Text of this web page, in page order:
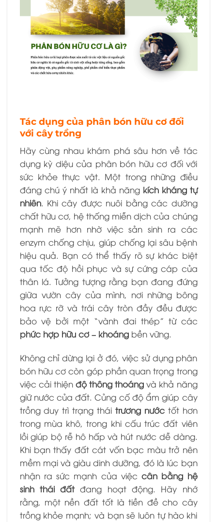
Tác dụng của phân bón hữu cơ đối
với cây trồng
Hãy cùng nhau khám phá sâu hơn về tác
dụng kỳ diệu của phân bón hữu cơ đối với
sức khỏe thực vật. Một trong những điều
đáng chú ý nhất là khả năng kích kháng tự
nhiên. Khi cây được nuôi bằng các dưỡng
chất hữu cơ, hệ thống miễn dịch của chúng
mạnh mẽ hơn nhờ việc sản sinh ra các
enzym chống chịu, giúp chống lại sâu bệnh
hiệu quả. Bạn có thể thấy rõ sự khác biệt
qua tốc độ hồi phục và sự cứng cáp của
thân lá. Tưởng tượng rằng bạn đang đứng
giữa vườn cây của mình, nơi những bông
hoa rực rỡ và trái cây tròn đầy đều được
bảo vệ bởi một “vành đai thép” từ các
phức hợp hữu cơ – khoángbền vững.
Không chỉ dừng lại ở đó, việc sử dụng phân
bón hữu cơ còn góp phần quan trọng trong
việc cải thiện độ thông thoáng và khả năng
giữ nước của đất. Củng cố độ ẩm giúp cây
trồng duy trì trạng thái trương nướctốt hơn
trong mùa khô, trong khi cấu trúc đất viên
lồi giúp bộ rễ hô hấp và hút nước dễ dàng.
Khi bạn thấy đất cát vốn bạc màu trở nên
mềm mại và giàu dinh dưỡng, đó là lúc bạn
nhận ra sức mạnh của việc cân bằng hệ
sinh thái đấtđang hoạt động. Hãy nhớ
rằng, một nền đất tốt là tiền đề cho cây
trồng khỏe mạnh; và bạn sẽ luôn tự hào khi